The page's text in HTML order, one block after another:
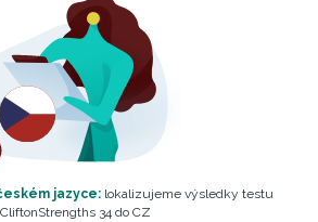
jazyce: lokalizujeme výsledky testu
CliftonStrengths 34 do CZ